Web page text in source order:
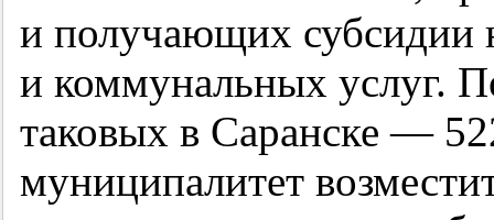
и получающих субсидии
и коммунальных услуг.
таковых в Саранске —
муниципалитет